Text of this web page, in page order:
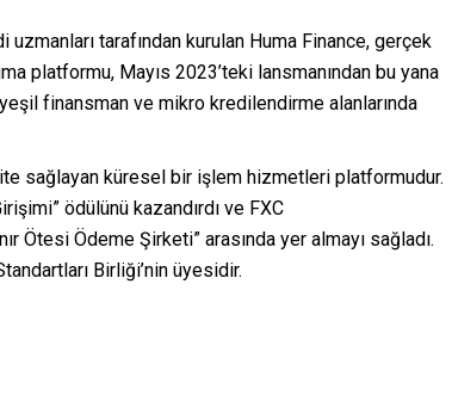
tarafından kurulan Huma Finance, gerçek
platformu, Mayıs 2023’teki lansmanından bu yana
finansman ve mikro kredilendirme alanlarında
sağlayan küresel bir işlem hizmetleri platformudur.
ödülünü kazandırdı ve FXC
Ötesi Ödeme Şirketi” arasında yer almayı sağladı.
Birliği’nin üyesidir.